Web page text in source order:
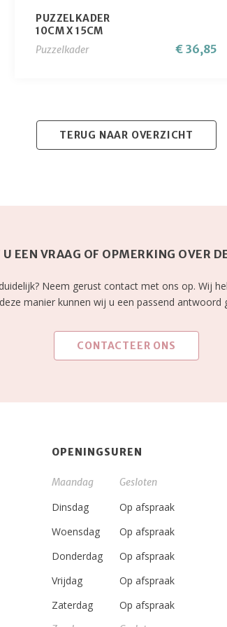
PUZZELKADER
10CM X 15CM
Puzzelkader
€ 36,85
TERUG NAAR OVERZICHT
U EEN VRAAG OF OPMERKING OVER
Neem gerust contact met ons op. Wij
deze manier kunnen wij u een passend antwoord
CONTACTEER ONS
OPENINGSUREN
Maandag
Dinsdag
Woensdag
Donderdag
Vrijdag
Zaterdag
Gesloten
Op afspraak
Op afspraak
Op afspraak
Op afspraak
Op afspraak